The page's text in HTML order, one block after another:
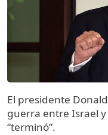
El presidente
guerra entre Israel
“terminó”.